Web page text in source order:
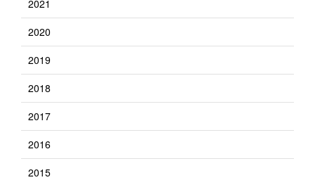
2021
2020
2019
2018
2017
2016
2015